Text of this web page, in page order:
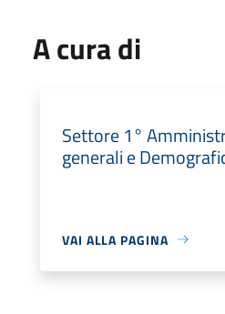
A cura di
Settore 1°
generali e
VAI ALLA PAGINA